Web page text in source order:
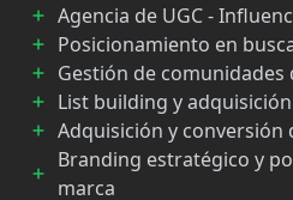
Agencia de UGC -
Posicionamiento en
Gestión de comunidades
List building y
Adquisición y conversión
Branding estratégico y
marca